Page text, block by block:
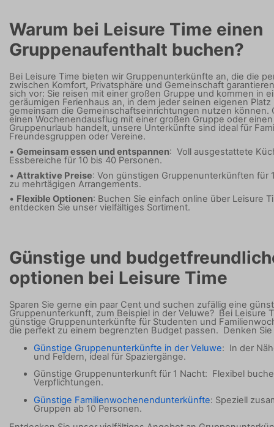
Warum bei Leisure Time einen
Gruppenaufenthalt buchen?
Bei Leisure Time bieten wir Gruppenunterkünfte an, die die
zwischen Komfort, Privatsphäre und Gemeinschaft
sich vor: Sie reisen mit einer großen Gruppe und kommen in
geräumigen Ferienhaus an, in dem jeder seinen eigenen Platz
gemeinsam die Gemeinschaftseinrichtungen nutzen können.
einen Wochenendausflug mit einer großen Gruppe oder
Gruppenurlaub handelt, unsere Unterkünfte sind ideal für
Freundesgruppen oder Vereine.
• Gemeinsam essen und entspannen: Voll ausgestattete
Essbereiche für 10 bis 40 Personen.
• Attraktive Preise: Von günstigen Gruppenunterkünften für
zu mehrtägigen Arrangements.
• Flexible Optionen: Buchen Sie einfach online über Leisure
entdecken Sie unser vielfältiges Sortiment.
Günstige und
optionen bei Leisure Time
Sparen Sie gerne ein paar Cent und suchen zufällig eine
Gruppenunterkunft, zum Beispiel in der Veluwe? Bei Leisure
günstige Gruppenunterkünfte für Studenten und
die perfekt zu einem begrenzten Budget passen. Denken Sie
Günstige Gruppenunterkünfte in der Veluwe: In der
und Feldern, ideal für Spaziergänge.
Günstige Gruppenunterkunft für 1 Nacht: Flexibel
Verpflichtungen.
Günstige Familienwochenendunterkünfte: Speziell
Gruppen ab 10 Personen.